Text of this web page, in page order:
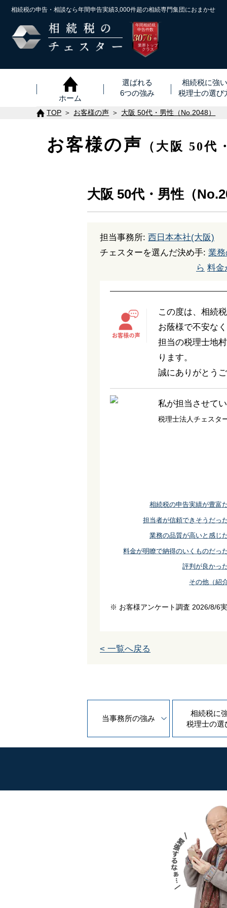
相続税の申告・相談なら年間申告実績3,000件超の相続専門集団におまかせ
年間相続税
申告件数
3076 ※
件
業界トップ
クラス
ホーム
選ばれる
6つの強み
相続税に強
税理士の選び
TOP お客様の声 大阪 50代・男性（No.2048）
お客様の声 （大阪 50代
大阪 50代・男性（
担当事務所: 西日本本社(大阪)
チェスターを選んだ決め手: 業
ら 料金
この度は、相続
お蔭様で不安な
担当の税理士地
ります。
誠にありがとう
私が担当させて
税理士法人チェスタ
相続税の申告実績が豊富
担当者が信頼できそうだっ
業務の品質が高いと感じ
料金が明瞭で納得のいくものだっ
評判が良かっ
その他（紹
※ お客様アンケート調査 2026/8/6
< 一覧へ戻る
当事務所の強み
相続税に
税理士の選